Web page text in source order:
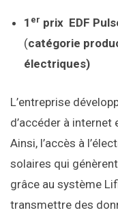
1 er prix EDF
(catégorie
électriques)
L’entreprise
d’accéder à internet
Ainsi, l’accès à
solaires qui
grâce au système
transmettre des